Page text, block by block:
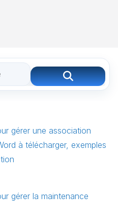
gérer une association
à télécharger, exemples
gérer la maintenance